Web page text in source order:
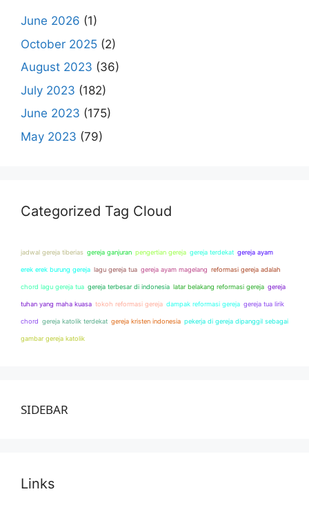
June 2026 (1)
October 2025 (2)
August 2023 (36)
July 2023 (182)
June 2023 (175)
May 2023 (79)
Categorized Tag Cloud
jadwal gereja tiberias gereja ganjuran pengertian gereja gereja terdekat gereja ayam
erek erek burung gereja lagu gereja tua gereja ayam magelang reformasi gereja adalah
chord lagu gereja tua gereja terbesar di indonesia latar belakang reformasi gereja gereja
tuhan yang maha kuasa tokoh reformasi gereja dampak reformasi gereja gereja tua lirik
chord gereja katolik terdekat gereja kristen indonesia pekerja di gereja dipanggil sebagai
gambar gereja katolik
SIDEBAR
Links